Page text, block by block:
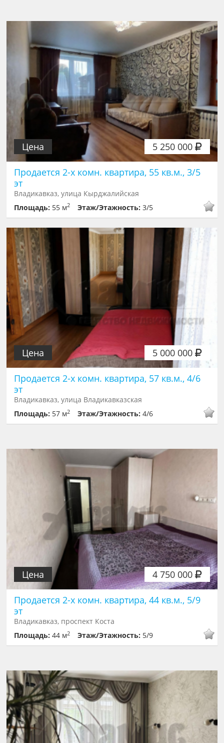
5 250 000
Цена
Продается 2-х комн. квартира, 55 кв.м., 3/5
эт
Владикавказ, улица Кырджалийская
Площадь: 55 м2 Этаж/Этажность:3/5
5 000 000
Цена
Продается 2-х комн. квартира, 57 кв.м., 4/6
эт
Владикавказ, улица Владикавказская
Площадь: 57 м2 Этаж/Этажность:4/6
4 750 000
Цена
Продается 2-х комн. квартира, 44 кв.м., 5/9
эт
Владикавказ, проспект Коста
Площадь:44 м2 Этаж/Этажность: 5/9